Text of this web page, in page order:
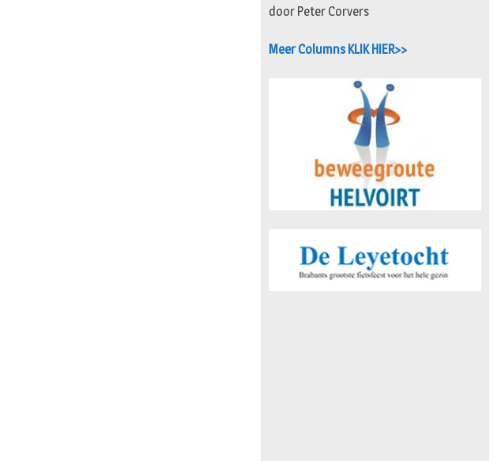
door Peter Corvers
Meer Columns KLIK HIER>>